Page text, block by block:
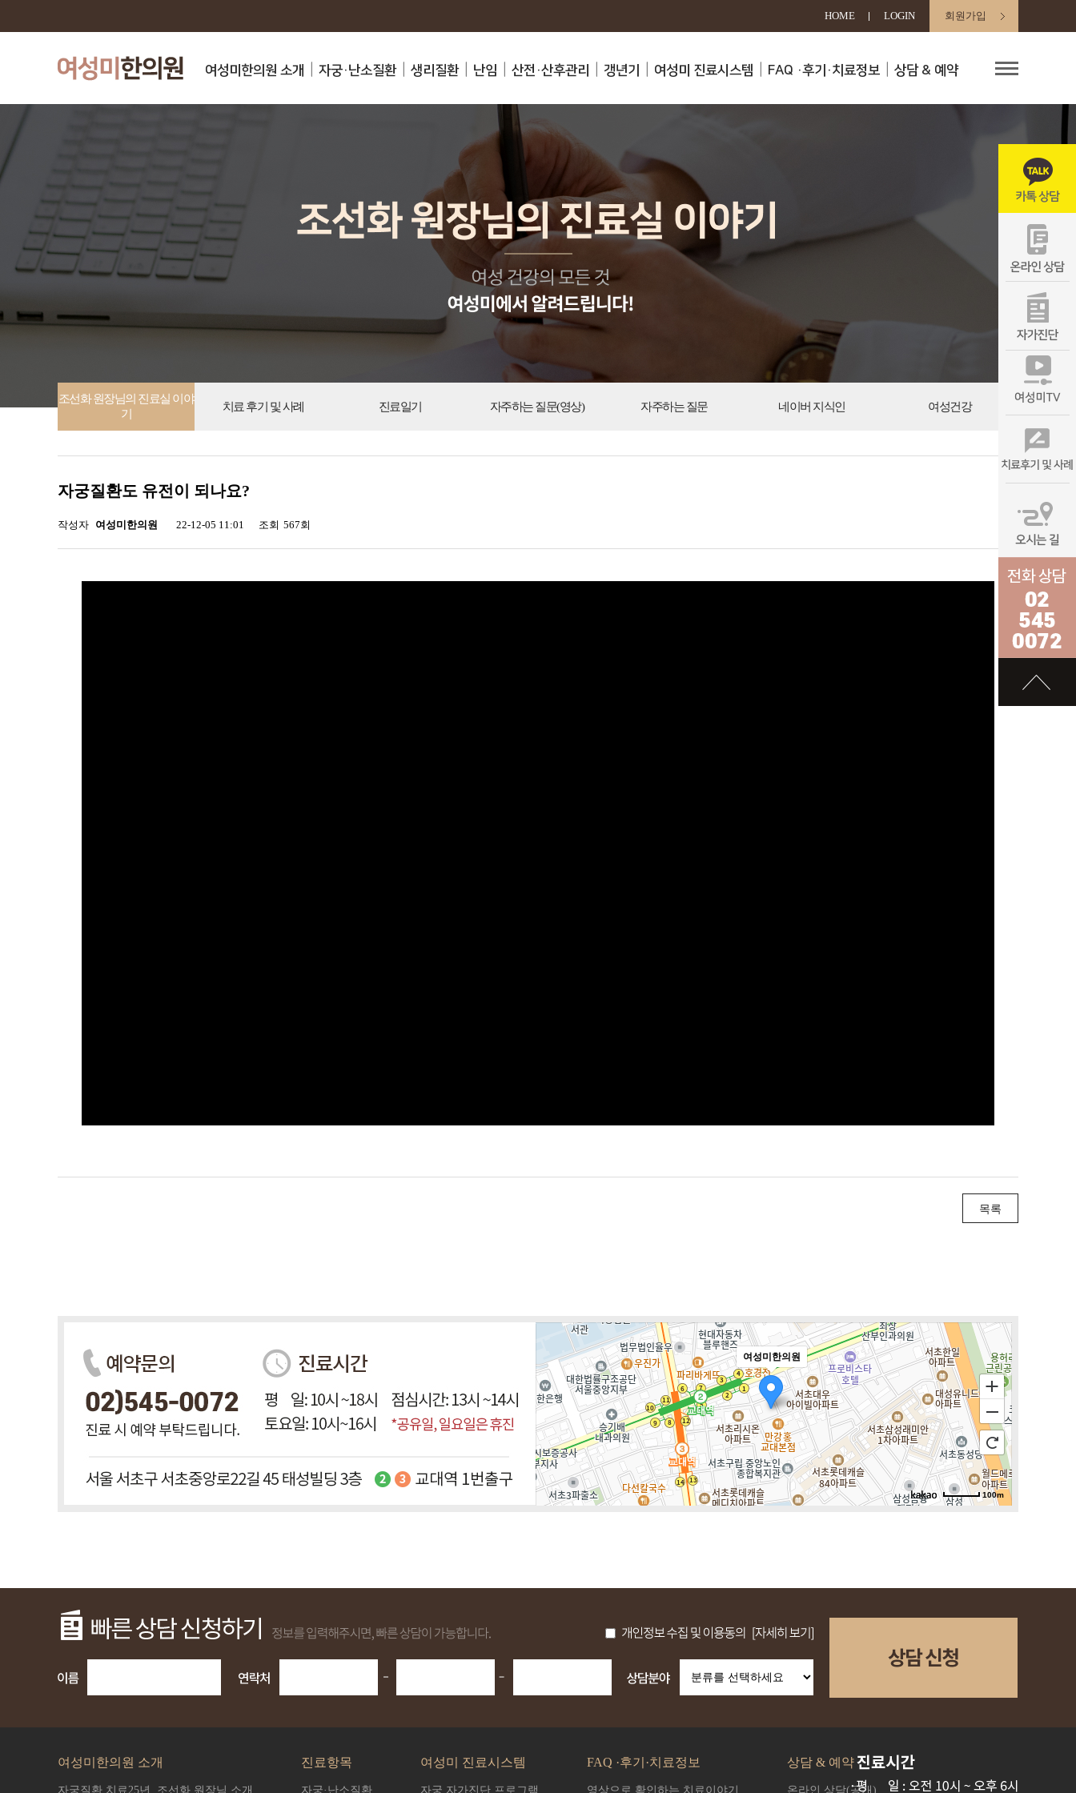
HOME LOGIN 회원가입
여성미한의원 소개 자궁·난소질환 생리질환 난임 산전·산후관리 갱년기 여성미 진료시스템 FAQ ·후기·치료정보 상담 & 예약
조선화 원장님의 진료실 이야
기
치료 후기 및 사례 진료일기 자주하는 질문(영상) 자주하는 질문 네이버 지식인 여성건강
자궁질환도 유전이 되나요?
작성자 여성미한의원 22-12-05 11:01 조회 567회
목록
여성미한의원
100m
여성미한의원 소개
자궁질환 치료25년, 조선화 원장님 소개
진료항목
자궁·난소질환
여성미 진료시스템
자궁 자가진단 프로그램
FAQ ·후기·치료정보
영상으로 확인하는 치료이야기
상담 & 예약
온라인 상담(공개)